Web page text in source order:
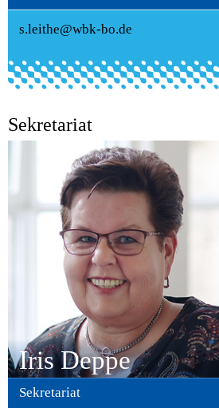
s.leithe@wbk-bo.de
Sekretariat
Iris Deppe
Sekretariat